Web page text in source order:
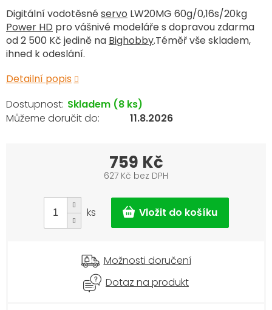
Digitální vodotěsnéservo LW20MG 60g/0,16s/20kg
Power HD pro vášnivé modeláře s dopravou zdarma
od 2 500 Kč jedině na Bighobby.Téměř vše skladem,
ihned k odeslání.
Detailní popis
Skladem (8 ks)
11.8.2026
759 Kč
627 Kč bez DPH
cena:
ks
Možnosti doručení
Dotaz na produkt